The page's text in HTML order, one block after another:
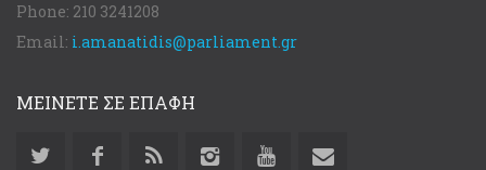
Phone: 210 3241208
Email: i.amanatidis@parliament.gr
ΜΕΙΝΕΤΕ ΣΕ ΕΠΑΦΗ